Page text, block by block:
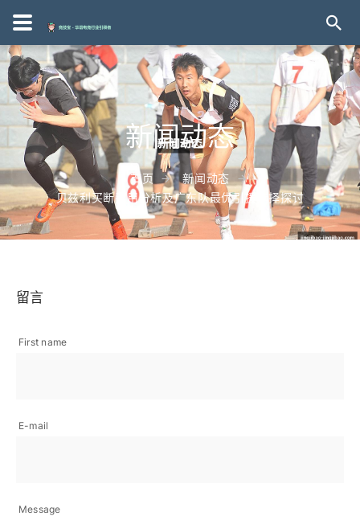
新闻动态
首页
新闻动态
贝兹利买断费用分析及广东队最优引援选择探讨
留言
First name
E-mail
Message